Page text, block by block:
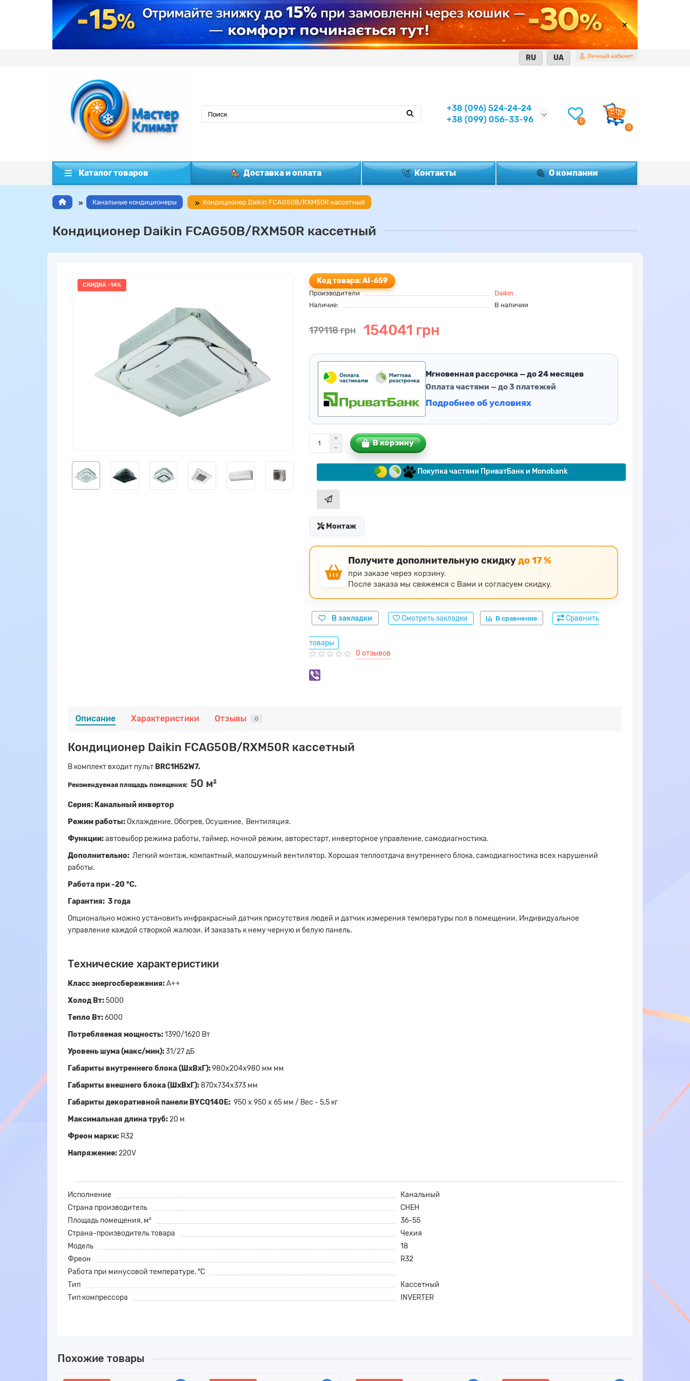
RU UA Личный кабинет
+38 (096) 524-24-24
+38 (099) 056-33-96
0
0
Каталог товаров Доставка и оплата Контакты О компании
Канальные кондиционеры Кондиционер Daikin FCAG50B/RXM50R кассетный
Кондиционер Daikin FCAG50B/RXM50R кассетный
СКИДКА -14% Код товара: AI-659
Производители
Daikin
Наличие:
В наличии
179118 грн 154041 грн
Мгновенная рассрочка — до 24 месяцев
Оплата частями — до 3 платежей
Подробнее об условиях
В корзину
Покупка частями ПриватБанк и Monobank
Монтаж
Получите дополнительную скидкудо 17 %
при заказе через корзину.
После заказа мы свяжемся с Вами и согласуем скидку.
В закладки Смотреть закладки В сравнение Сравнить
товары
0 отзывов
Описание Характеристики Отзывы 0
Кондиционер Daikin FCAG50B/RXM50R кассетный
В комплект входит пульт BRC1H52W7.
Рекомендуемая площадь помещения: 50 м²
Серия: Канальный инвертор
Режим работы:Охлаждение, Обогрев, Осушение, Вентиляция.
Функции:автовыбор режима работы, таймер, ночной режим, авторестарт, инверторное управление, самодиагностика.
Дополнительно: Легкий монтаж, компактный, малошумный вентилятор. Хорошая теплоотдача внутреннего блока, самодиагностика всех нарушений
работы.
Работа при -20 °C.
Гарантия: 3 года
Опционально можно установить инфракрасный датчик присутствия людей и датчик измерения температуры пол в помещении. Индивидуальное
управление каждой створкой жалюзи. И заказать к нему черную и белую панель.
Технические характеристики
Класс энергосбережения:А++
Холод Вт:5000
Тепло Вт:6000
Потребляемая мощность:1390/1620 Вт
Уровень шума (макс/мин):31/27 дБ
Габариты внутреннего блока (ШхВхГ):980x204x980 мм мм
Габариты внешнего блока (ШхВхГ):870x734x373 мм
Габариты декоративной панели BYCQ140E: 950 х 950 х 65 мм / Вес - 5,5 кг
Максимальная длина труб:20 м
Фреон марки: R32
Напряжение:220V
Исполнение
Канальный
Страна производитель
CHEH
Площадь помещения, м²
36-55
Страна-производитель товара
Чехия
Модель
18
Фреон
R32
Работа при минусовой температуре, °C
Тип
Кассетный
Тип компрессора
INVERTER
Похожие товары